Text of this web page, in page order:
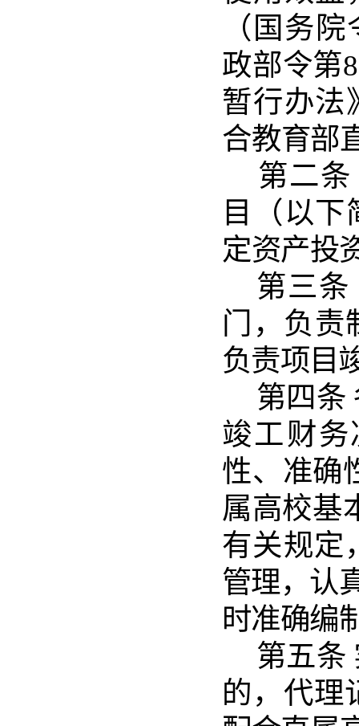
（ 国务院
政部令第
暂行办法
合教育部
第二条
目
（ 以下
定资产投
第三条
门
，负责
负责项目
第四条
竣工财务
性、准确
属高校基
有关规定
管理，认
时准确编
第五条
的，代理